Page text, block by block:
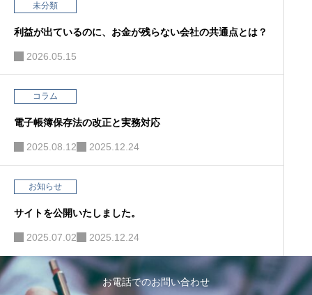
未分類
利益が出ているのに、お金が残らない会社の共通点とは？
2026.05.15
コラム
電子帳簿保存法の改正と実務対応
2025.08.12 2025.12.24
お知らせ
サイトを公開いたしました。
2025.07.02 2025.12.24
お電話でのお問い合わせ